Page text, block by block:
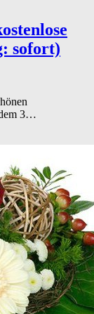
sofort)
3…